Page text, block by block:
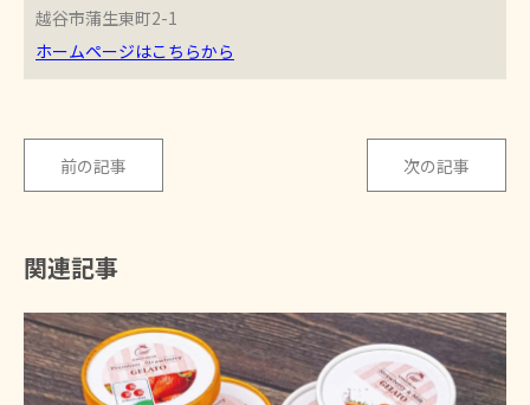
越谷市蒲生東町2-1
ホームページはこちらから
前の記事 次の記事
関連記事